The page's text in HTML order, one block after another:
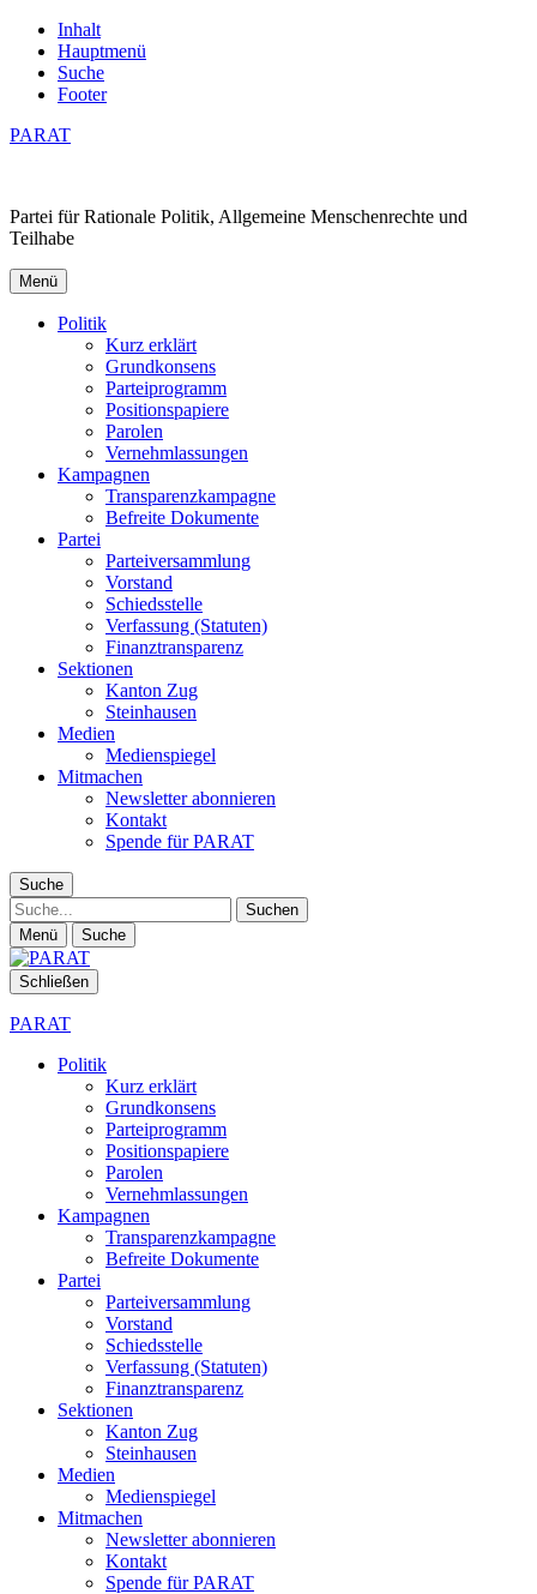
Inhalt
Hauptmenü
Suche
Footer
PARAT
Partei für Rationale Politik, Allgemeine Menschenrechte und
Teilhabe
Menü
Politik
Kurz erklärt
Grundkonsens
Parteiprogramm
Positionspapiere
Parolen
Vernehmlassungen
Kampagnen
Transparenzkampagne
Befreite Dokumente
Partei
Parteiversammlung
Vorstand
Schiedsstelle
Verfassung (Statuten)
Finanztransparenz
Sektionen
Kanton Zug
Steinhausen
Medien
Medienspiegel
Mitmachen
Newsletter abonnieren
Kontakt
Spende für PARAT
Suche
Suche
Menü Suche
Schließen
PARAT
Politik
Kurz erklärt
Grundkonsens
Parteiprogramm
Positionspapiere
Parolen
Vernehmlassungen
Kampagnen
Transparenzkampagne
Befreite Dokumente
Partei
Parteiversammlung
Vorstand
Schiedsstelle
Verfassung (Statuten)
Finanztransparenz
Sektionen
Kanton Zug
Steinhausen
Medien
Medienspiegel
Mitmachen
Newsletter abonnieren
Kontakt
Spende für PARAT